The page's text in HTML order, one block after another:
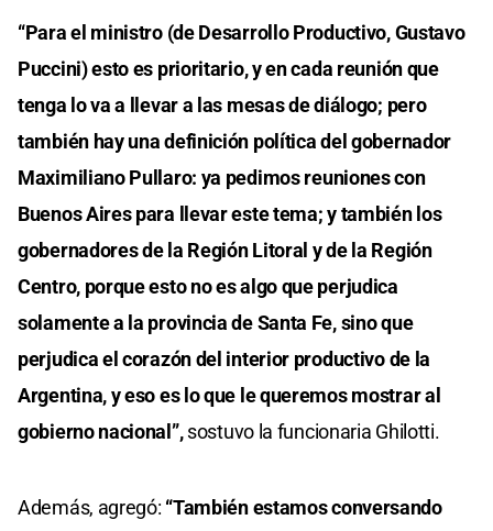
“Para el ministro (de Desarrollo Productivo, Gustavo
Puccini) esto es prioritario, y en cada reunión que
tenga lo va a llevar a las mesas de diálogo; pero
también hay una definición política del gobernador
Maximiliano Pullaro: ya pedimos reuniones con
Buenos Aires para llevar este tema; y también los
gobernadores de la Región Litoral y de la Región
Centro, porque esto no es algo que perjudica
solamente a la provincia de Santa Fe, sino que
perjudica el corazón del interior productivo de la
Argentina, y eso es lo que le queremos mostrar al
gobierno nacional”,sostuvo la funcionaria Ghilotti.
Además, agregó: “También estamos conversando